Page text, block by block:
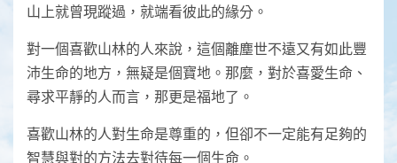
山上就曾現蹤過，就端看彼此的緣分。
對一個喜歡山林的人來說，這個離塵世不遠又有如此豐
沛生命的地方，無疑是個寶地。那麼，對於喜愛生命、
尋求平靜的人而言，那更是福地了。
喜歡山林的人對生命是尊重的，但卻不一定能有足夠的
智慧與對的方法去對待每一個生命。